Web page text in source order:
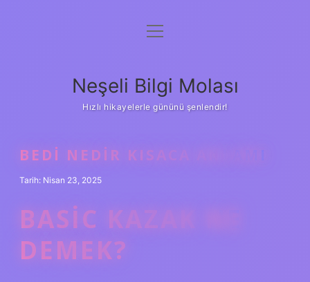
Anasayfa
Yasal Uyarı
menüyü
Neşeli Bilgi Molası
Hızlı hikayelerle gününü şenlendir!
BEDI NEDIR KISACA ANLAMI
Tarih: Nisan 23, 2025
BASIC KAZAK NE
DEMEK?